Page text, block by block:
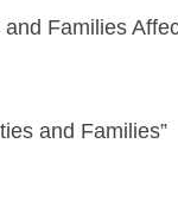
Families
and Families”